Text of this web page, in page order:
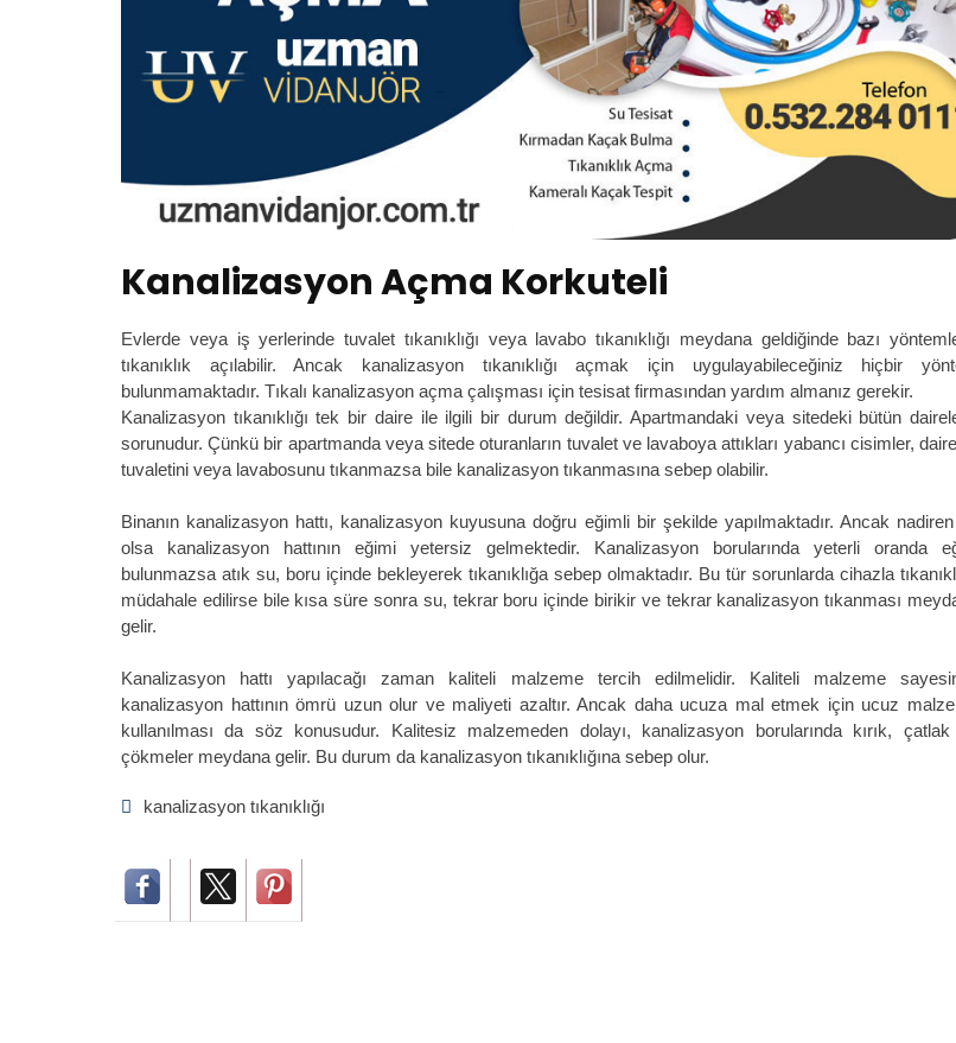
Kanalizasyon Açma Korkuteli
Evlerde veya iş yerlerinde tuvalet tıkanıklığı veya lavabo tıkanıklığı meydana geldiğinde bazı
tıkanıklık açılabilir. Ancak kanalizasyon tıkanıklığı açmak için uygulayabileceğiniz hiçbir
bulunmamaktadır. Tıkalı kanalizasyon açma çalışması için tesisat firmasından yardım almanız gerekir.
Kanalizasyon tıkanıklığı tek bir daire ile ilgili bir durum değildir. Apartmandaki veya sitedeki bütün
sorunudur. Çünkü bir apartmanda veya sitede oturanların tuvalet ve lavaboya attıkları yabancı cisimler,
tuvaletini veya lavabosunu tıkanmazsa bile kanalizasyon tıkanmasına sebep olabilir.
Binanın kanalizasyon hattı, kanalizasyon kuyusuna doğru eğimli bir şekilde yapılmaktadır. Ancak
olsa kanalizasyon hattının eğimi yetersiz gelmektedir. Kanalizasyon borularında yeterli oranda
bulunmazsa atık su, boru içinde bekleyerek tıkanıklığa sebep olmaktadır. Bu tür sorunlarda cihazla
müdahale edilirse bile kısa süre sonra su, tekrar boru içinde birikir ve tekrar kanalizasyon tıkanması
gelir.
Kanalizasyon hattı yapılacağı zaman kaliteli malzeme tercih edilmelidir. Kaliteli malzeme
kanalizasyon hattının ömrü uzun olur ve maliyeti azaltır. Ancak daha ucuza mal etmek için ucuz
kullanılması da söz konusudur. Kalitesiz malzemeden dolayı, kanalizasyon borularında kırık,
çökmeler meydana gelir. Bu durum da kanalizasyon tıkanıklığına sebep olur.
kanalizasyon tıkanıklığı